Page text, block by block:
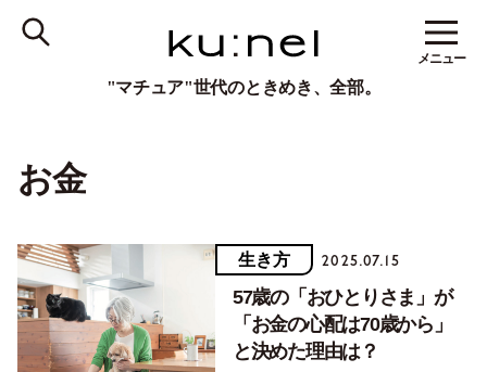
"マチュア"世代のときめき、全部。
メニュー
お金
生き方 2025.07.15
57歳の「おひとりさま」が
「お金の心配は70歳から」
と決めた理由は？